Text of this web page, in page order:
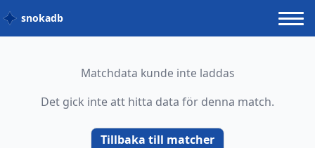
snokadb
Matchdata kunde inte laddas
Det gick inte att hitta data för denna match.
Tillbaka till matcher